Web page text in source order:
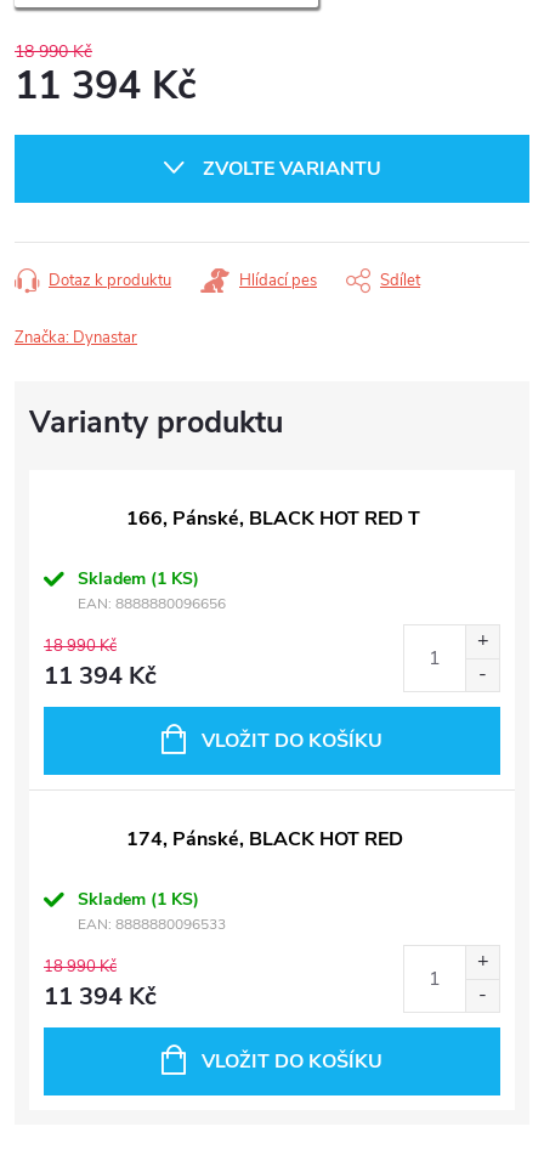
18 990 Kč
11 394 Kč
ZVOLTE VARIANTU
Dotaz k produktu Hlídací pes Sdílet
Značka: Dynastar
166, Pánské, BLACK HOT RED T
Skladem (1 KS)
EAN: 8888880096656
18 990 Kč
11 394 Kč
VLOŽIT DO KOŠÍKU
174, Pánské, BLACK HOT RED
Skladem (1 KS)
EAN: 8888880096533
18 990 Kč
11 394 Kč
VLOŽIT DO KOŠÍKU